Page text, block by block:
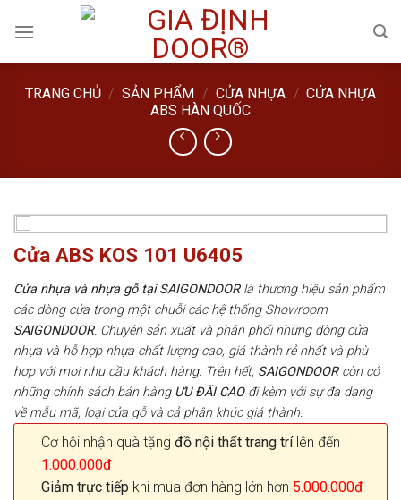
TRANG CHỦ / SẢN PHẨM / CỬA NHỰA / CỬA NHỰA
ABS HÀN QUỐC
Cửa ABS KOS 101 U6405
Cửa nhựa và nhựa gỗ tại SAIGONDOORlà thương hiệu sản phẩm
các dòng cửa trong một chuỗi các hệ thống Showroom
SAIGONDOOR. Chuyên sản xuất và phân phối những dòng cửa
nhựa và hỗ hợp nhựa chất lượng cao, giá thành rẻ nhất và phù
hợp với mọi nhu cầu khách hàng. Trên hết, SAIGONDOORcòn có
những chính sách bán hàng ƯU ĐÃI CAO đi kèm với sự đa dạng
về mẫu mã, loại cửa gỗ và cả phân khúc giá thành.
Cơ hội nhận quà tặng đồ nội thất trang trílên đến
1.000.000đ
Giảm trực tiếp khi mua đơn hàng lớn hơn 5.000.000đ